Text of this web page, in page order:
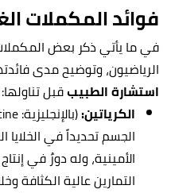
فوائد المكملات
في ما يأتي ذكر بعض
الرياضيون، وتوضيح مدى
استشارة الطبيبقبل تناولها:
الكرياتين:
الجسم تحديداً في
الأمينية، وله دورٌ في
التمارين عالية الكثافة